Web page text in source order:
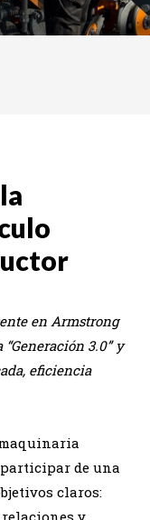
en Armstrong
3.0” y
eficiencia
de una
claros:
y